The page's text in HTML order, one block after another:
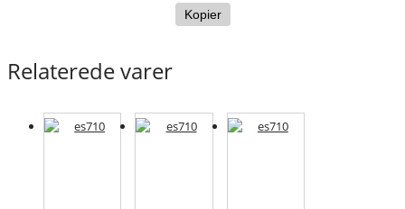
Kopier
Relaterede varer